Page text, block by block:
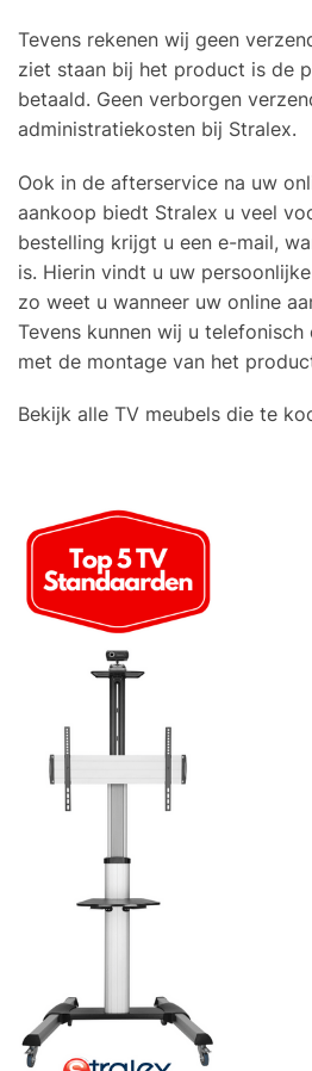
Tevens rekenen wij geen
ziet staan bij het product is de
betaald. Geen verborgen
administratiekosten bij Stralex.
Ook in de afterservice na uw
aankoop biedt Stralex u veel
bestelling krijgt u een e-mail,
is. Hierin vindt u uw
zo weet u wanneer uw online
Tevens kunnen wij u
met de montage van het
Bekijk alle TV meubels die te